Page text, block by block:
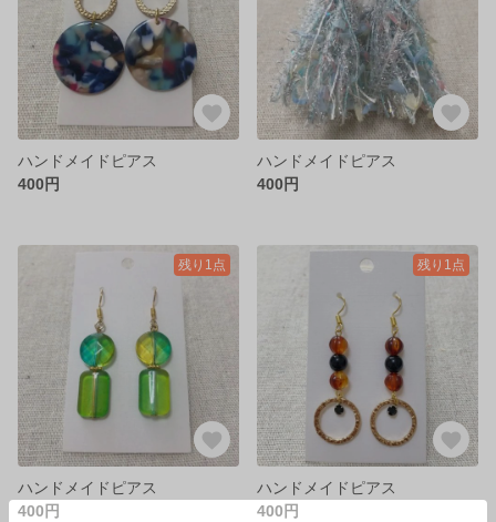
ハンドメイドピアス
400円
ハンドメイドピアス
400円
残り1点
ハンドメイドピアス
400円
残り1点
ハンドメイドピアス
400円